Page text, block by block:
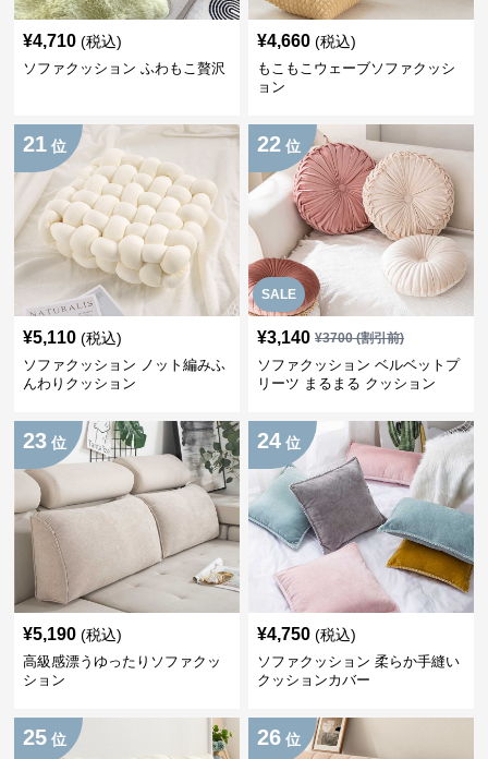
¥4,710 (税込)
ソファクッション ふわもこ贅沢
¥4,660 (税込)
もこもこウェーブソファクッシ
ョン
21 位
¥5,110 (税込)
ソファクッション ノット編みふ
んわりクッション
SALE
22 位
¥3,140 ¥3700(割引前)
ソファクッション ベルベットプ
リーツ まるまる クッション
23 位
¥5,190 (税込)
高級感漂うゆったりソファクッ
ション
24 位
¥4,750 (税込)
ソファクッション 柔らか手縫い
クッションカバー
25 位 26 位